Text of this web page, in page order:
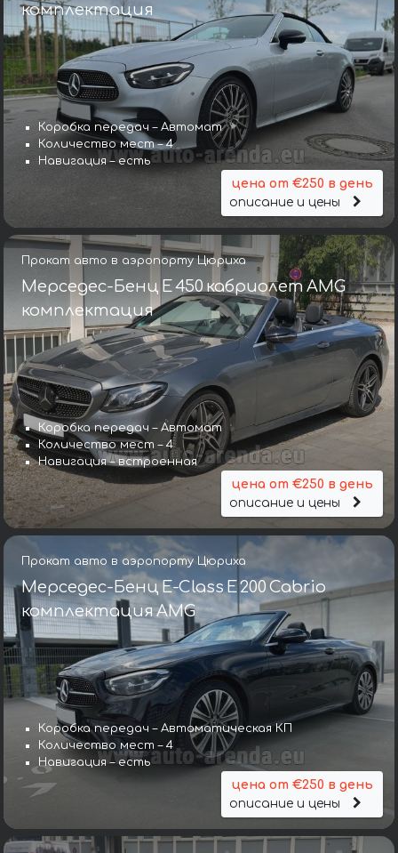
комплектация
Коробка передач – Автомат
Количество мест – 4
Навигация – есть
цена от €250 в день
описание и цены
Прокат авто в аэропорту Цюриха
Мерседес-Бенц E 450 кабриолет AMG
комплектация
Коробка передач – Автомат
Количество мест – 4
Навигация – встроенная
цена от €250 в день
описание и цены
Прокат авто в аэропорту Цюриха
Мерседес-Бенц E-Class E 200 Cabrio
комплектация AMG
Коробка передач – Автоматическая КП
Количество мест – 4
Навигация – есть
цена от €250 в день
описание и цены